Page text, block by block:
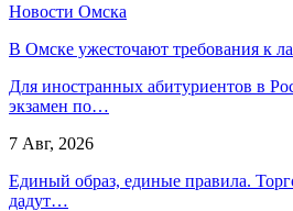
Новости Омска
В Омске ужесточают требования к
Для иностранных абитуриентов в
экзамен по…
7 Авг, 2026
Единый образ, единые правила.
дадут…